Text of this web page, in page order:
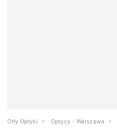
Orły Optyki Optycy - Warszawa